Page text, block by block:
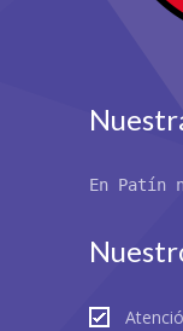
En Patín